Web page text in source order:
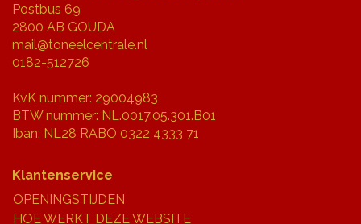
Postbus 69
2800 AB GOUDA
mail@toneelcentrale.nl
0182-512726
KvK nummer: 29004983
BTW nummer: NL.0017.05.301.B01
Iban: NL28 RABO 0322 4333 71
Klantenservice
OPENINGSTIJDEN
HOE WERKT DEZE WEBSITE